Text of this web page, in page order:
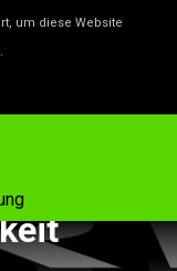
um diese Website
.
sind kleine Dateien,
Wenn du nicht willst,
vielleicht nicht
soll.